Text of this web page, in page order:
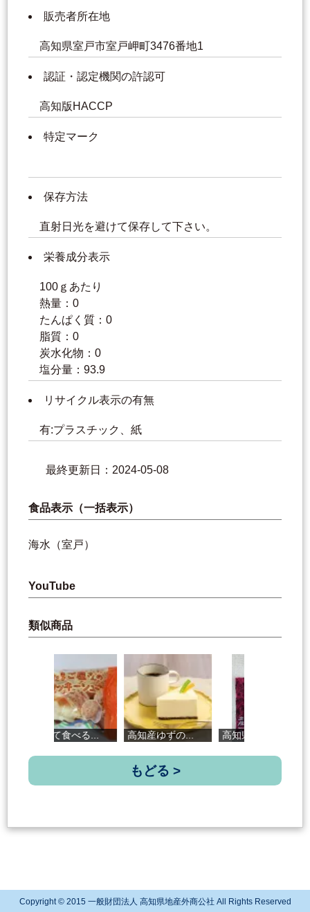
販売者所在地
高知県室戸市室戸岬町3476番地1
認証・認定機関の許認可
高知版HACCP
特定マーク
保存方法
直射日光を避けて保存して下さい。
栄養成分表示
100ｇあたり
熱量：0
たんぱく質：0
脂質：0
炭水化物：0
塩分量：93.9
リサイクル表示の有無
有:プラスチック、紙
最終更新日：2024-05-08
食品表示（一括表示）
海水（室戸）
YouTube
類似商品
焼いて食べる... 高知産ゆずの... 高知県産梅し...
もどる >
Copyright © 2015 一般財団法人 高知県地産外商公社 All Rights Reserved